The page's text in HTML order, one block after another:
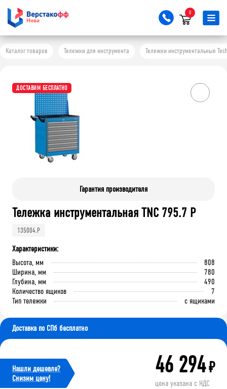
0
Каталог товаров Тележки для инструмента Тележки инструментальные
ДОСТАВИМ БЕСПЛАТНО
Гарантия производителя
Тележка инструментальная TNC 795.7 P
135004.P
Характеристики:
Высота, мм
808
Ширина, мм
780
Глубина, мм
490
Количество ящиков
7
Тип тележки
с ящиками
Доставка по СПб бесплатно
Нашли дешевле?
Cнизим цену!
46 294₽
цена указана с НДС